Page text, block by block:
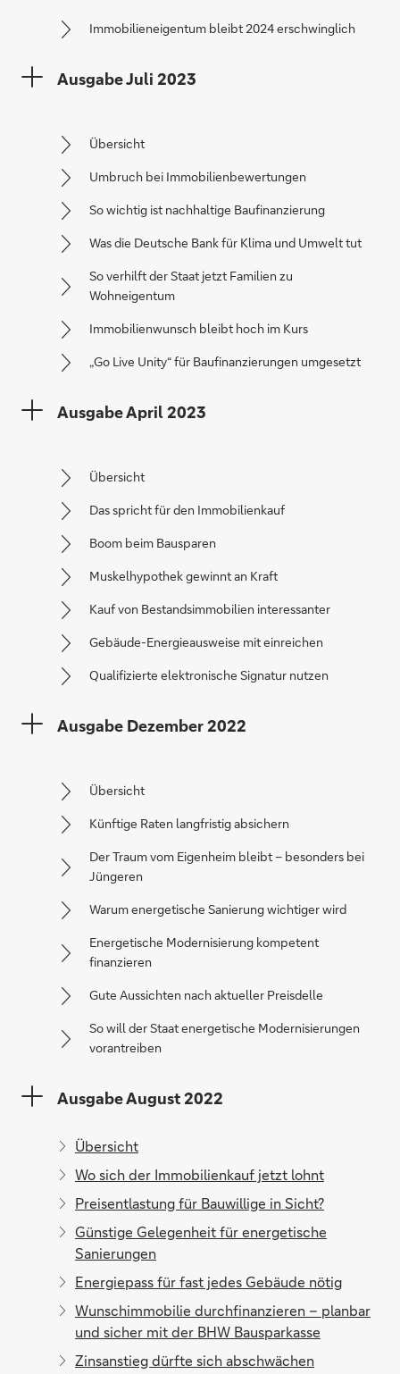
Immobilieneigentum bleibt 2024 erschwinglich
Ausgabe Juli 2023
Übersicht
Umbruch bei Immobilienbewertungen
So wichtig ist nachhaltige Baufinanzierung
Was die Deutsche Bank für Klima und Umwelt tut
So verhilft der Staat jetzt Familien zu
Wohneigentum
Immobilienwunsch bleibt hoch im Kurs
„Go Live Unity“ für Baufinanzierungen umgesetzt
Ausgabe April 2023
Übersicht
Das spricht für den Immobilienkauf
Boom beim Bausparen
Muskelhypothek gewinnt an Kraft
Kauf von Bestandsimmobilien interessanter
Gebäude-Energieausweise mit einreichen
Qualifizierte elektronische Signatur nutzen
Ausgabe Dezember 2022
Übersicht
Künftige Raten langfristig absichern
Der Traum vom Eigenheim bleibt – besonders bei
Jüngeren
Warum energetische Sanierung wichtiger wird
Energetische Modernisierung kompetent
finanzieren
Gute Aussichten nach aktueller Preisdelle
So will der Staat energetische Modernisierungen
vorantreiben
Ausgabe August 2022
Übersicht
Wo sich der Immobilienkauf jetzt lohnt
Preisentlastung für Bauwillige in Sicht?
Günstige Gelegenheit für energetische
Sanierungen
Energiepass für fast jedes Gebäude nötig
Wunschimmobilie durchfinanzieren – planbar
und sicher mit der BHW Bausparkasse
Zinsanstieg dürfte sich abschwächen